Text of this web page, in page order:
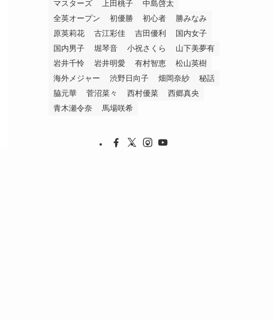
マスターズ
上田桃子
中島啓太
全英オープン
初優勝 初心者
勝みなみ
原英莉花
古江彩佳 吉田優利
国内女子
国内男子
堀琴音 小祝さくら
山下美夢有
岩井千怜
岩井明愛 有村智恵
松山英樹
海外メジャー
渋野日向子 畑岡奈紗
秘話
脇元華
菅沼菜々 西村優菜
西郷真央
青木瀬令奈
馬場咲希